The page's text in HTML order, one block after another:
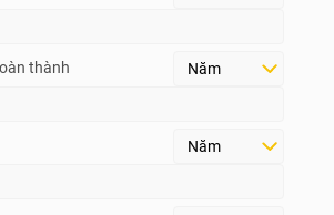
thành